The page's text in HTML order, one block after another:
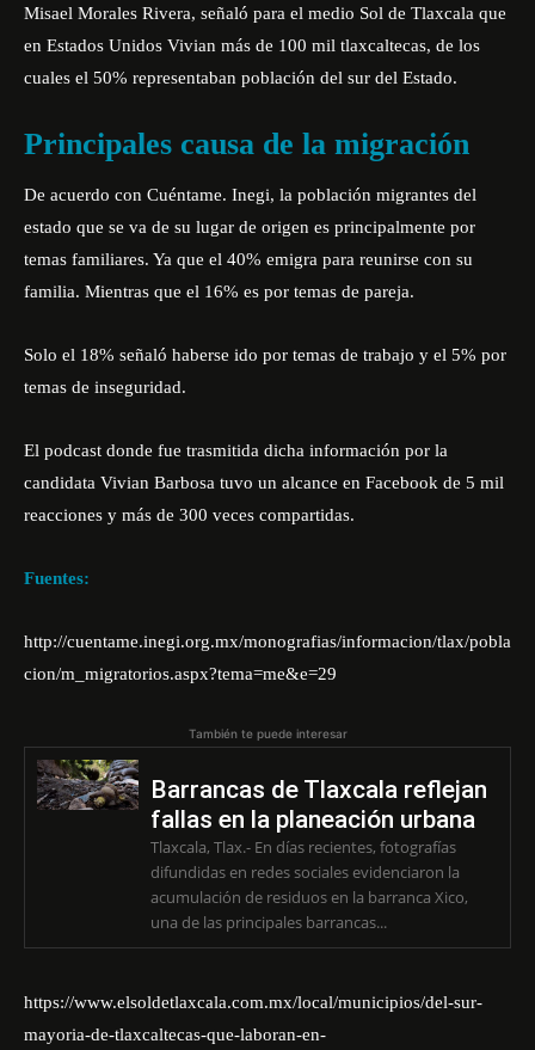
Misael Morales Rivera, señaló para el medio Sol de Tlaxcala que
en Estados Unidos Vivian más de 100 mil tlaxcaltecas, de los
cuales el 50% representaban población del sur del Estado.
Principales causa de la migración
De acuerdo con Cuéntame. Inegi, la población migrantes del
estado que se va de su lugar de origen es principalmente por
temas familiares. Ya que el 40% emigra para reunirse con su
familia. Mientras que el 16% es por temas de pareja.
Solo el 18% señaló haberse ido por temas de trabajo y el 5% por
temas de inseguridad.
El podcast donde fue trasmitida dicha información por la
candidata Vivian Barbosa tuvo un alcance en Facebook de 5 mil
reacciones y más de 300 veces compartidas.
Fuentes:
http://cuentame.inegi.org.mx/monografias/informacion/tlax/pobla
cion/m_migratorios.aspx?tema=me&e=29
También te puede interesar
Barrancas de Tlaxcala reflejan
fallas en la planeación urbana
Tlaxcala, Tlax.- En días recientes, fotografías
difundidas en redes sociales evidenciaron la
acumulación de residuos en la barranca Xico,
una de las principales barrancas...
https://www.elsoldetlaxcala.com.mx/local/municipios/del-sur-
mayoria-de-tlaxcaltecas-que-laboran-en-